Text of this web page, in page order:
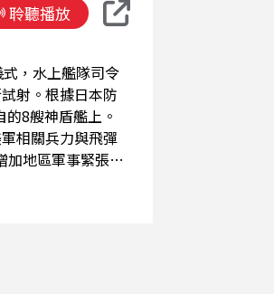
，水上艦隊司令
射。根據日本防
8艘神盾艦上。
相關兵力與飛彈
加地區軍事緊張；
聆聽播放